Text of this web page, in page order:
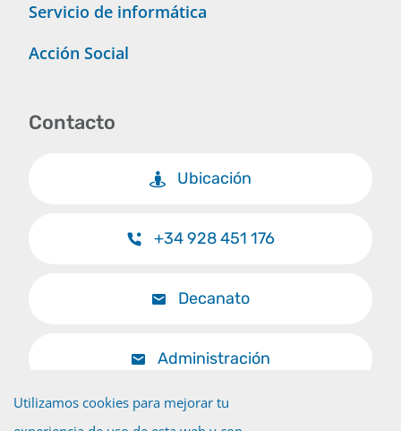
Servicio de informática
Acción Social
Contacto
Ubicación
+34 928 451 176
Decanato
Administración
Utilizamos cookies para mejorar tu